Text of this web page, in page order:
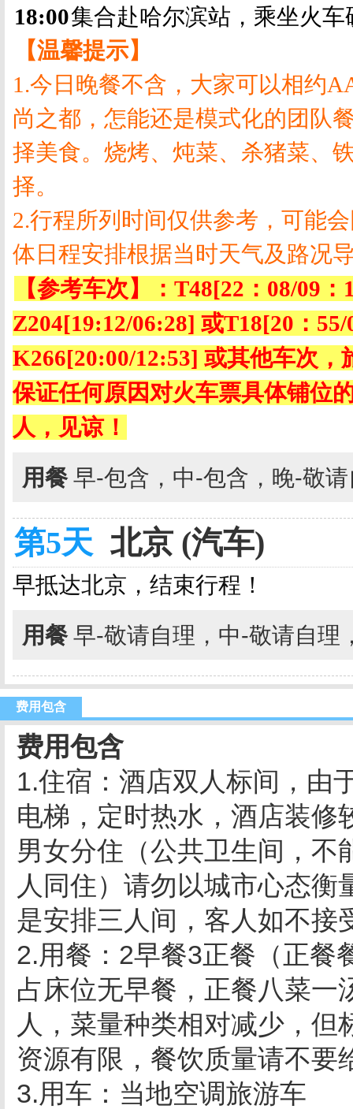
18:00集合赴哈尔滨站，乘坐火
【温馨提示】
1.今日晚餐不含，大家可以相约
尚之都，怎能还是模式化的团队
择美食。烧烤、炖菜、杀猪菜、
择。
2.行程所列时间仅供参考，可能
体日程安排根据当时天气及路况
【参考车次】： T48[22 ： 08/09 ：
Z204[19:12/06:28] 或T18[20 ： 55/
K266[20:00/12:53] 或其他车次，
保证任何原因对火车票具体铺位
人，见谅！
用餐 早-包含，中-包含，晚-敬
第5天 北京 (汽车)
早抵达北京，结束行程！
用餐 早-敬请自理，中-敬请自理
费用包含
费用包含
1.住宿：酒店双人标间，由
电梯，定时热水，酒店装修
男女分住（公共卫生间，不
人同住）请勿以城市心态
是安排三人间，客人如不接
2.用餐：2早餐3正餐（正餐
占床位无早餐，正餐八菜一
人，菜量种类相对减少，
资源有限，餐饮质量请不要
3.用车：当地空调旅游车